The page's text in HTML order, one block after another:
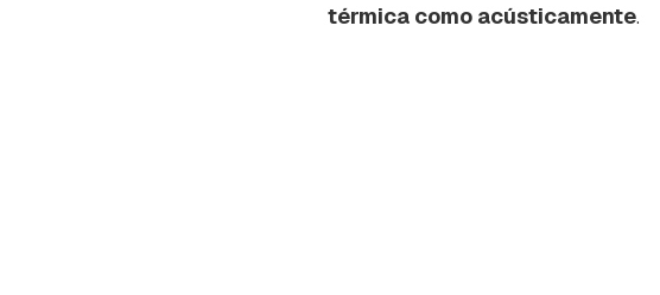
térmica como acústicamente.